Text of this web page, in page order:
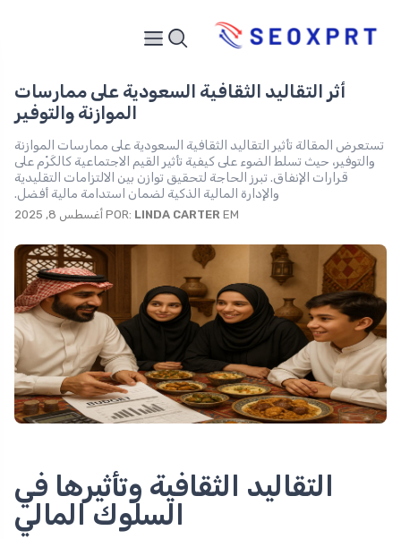
أثر التقاليد الثقافية السعودية على ممارسات
الموازنة والتوفير
تستعرض المقالة تأثير التقاليد الثقافية السعودية على ممارسات الموازنة
والتوفير، حيث تسلط الضوء على كيفية تأثير القيم الاجتماعية كالكَرْم على
قرارات الإنفاق. تبرز الحاجة لتحقيق توازن بين الالتزامات التقليدية
والإدارة المالية الذكية لضمان استدامة مالية أفضل.
POR: LINDA CARTER EM أغسطس 8, 2025
التقاليد الثقافية وتأثيرها في
السلوك المالي